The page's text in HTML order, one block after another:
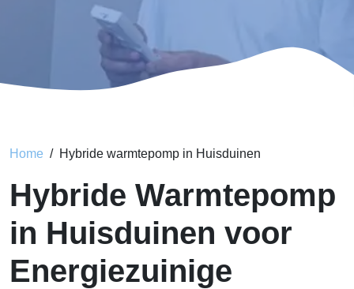
Home Hybride warmtepomp in Huisduinen
Hybride Warmtepomp
in Huisduinen voor
Energiezuinige